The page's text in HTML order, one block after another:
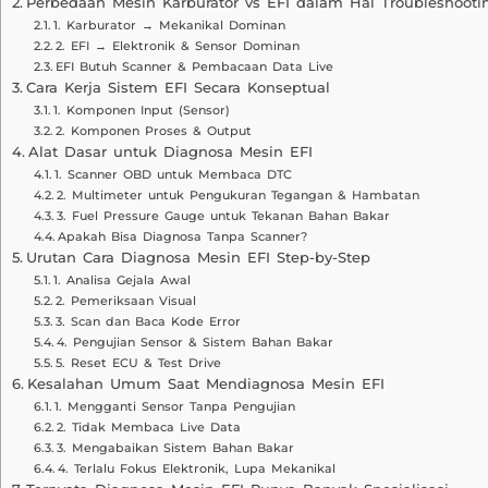
1. Karburator → Mekanikal Dominan
2. EFI → Elektronik & Sensor Dominan
EFI Butuh Scanner & Pembacaan Data Live
Cara Kerja Sistem EFI Secara Konseptual
1. Komponen Input (Sensor)
2. Komponen Proses & Output
Alat Dasar untuk Diagnosa Mesin EFI
1. Scanner OBD untuk Membaca DTC
2. Multimeter untuk Pengukuran Tegangan & Hambatan
3. Fuel Pressure Gauge untuk Tekanan Bahan Bakar
Apakah Bisa Diagnosa Tanpa Scanner?
Urutan Cara Diagnosa Mesin EFI Step-by-Step
1. Analisa Gejala Awal
2. Pemeriksaan Visual
3. Scan dan Baca Kode Error
4. Pengujian Sensor & Sistem Bahan Bakar
5. Reset ECU & Test Drive
Kesalahan Umum Saat Mendiagnosa Mesin EFI
1. Mengganti Sensor Tanpa Pengujian
2. Tidak Membaca Live Data
3. Mengabaikan Sistem Bahan Bakar
4. Terlalu Fokus Elektronik, Lupa Mekanikal